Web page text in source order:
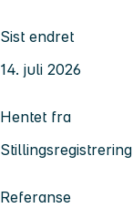
Sist endret
14. juli 2026
Hentet fra
Stillingsregistrering
Referanse